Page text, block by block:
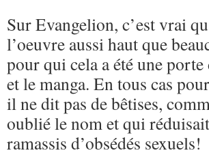
Sur Evangelion, c’est vrai
l’oeuvre aussi haut que
pour qui cela a été une porte
et le manga. En tous cas
il ne dit pas de bêtises,
oublié le nom et qui
ramassis d’obsédés sexuels!